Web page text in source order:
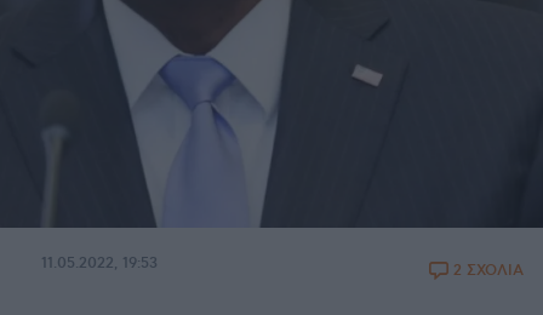
11.05.2022, 19:53 2 ΣΧΟΛΙΑ